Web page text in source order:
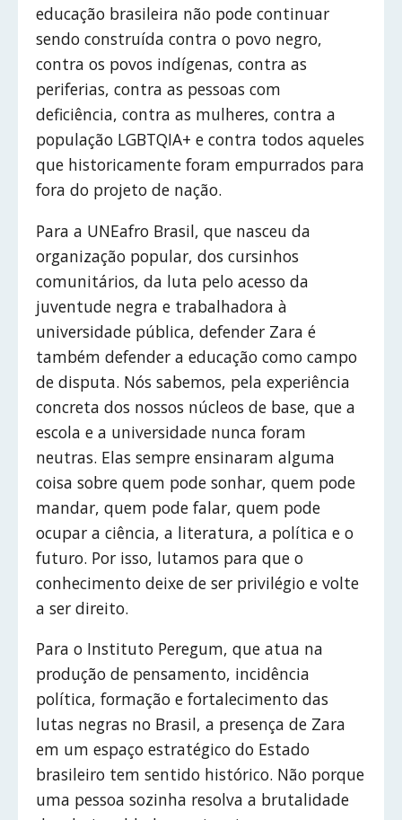
educação brasileira não pode continuar
sendo construída contra o povo negro,
contra os povos indígenas, contra as
periferias, contra as pessoas com
deficiência, contra as mulheres, contra a
população LGBTQIA+ e contra todos aqueles
que historicamente foram empurrados para
fora do projeto de nação.
Para a UNEafro Brasil, que nasceu da
organização popular, dos cursinhos
comunitários, da luta pelo acesso da
juventude negra e trabalhadora à
universidade pública, defender Zara é
também defender a educação como campo
de disputa. Nós sabemos, pela experiência
concreta dos nossos núcleos de base, que a
escola e a universidade nunca foram
neutras. Elas sempre ensinaram alguma
coisa sobre quem pode sonhar, quem pode
mandar, quem pode falar, quem pode
ocupar a ciência, a literatura, a política e o
futuro. Por isso, lutamos para que o
conhecimento deixe de ser privilégio e volte
a ser direito.
Para o Instituto Peregum, que atua na
produção de pensamento, incidência
política, formação e fortalecimento das
lutas negras no Brasil, a presença de Zara
em um espaço estratégico do Estado
brasileiro tem sentido histórico. Não porque
uma pessoa sozinha resolva a brutalidade